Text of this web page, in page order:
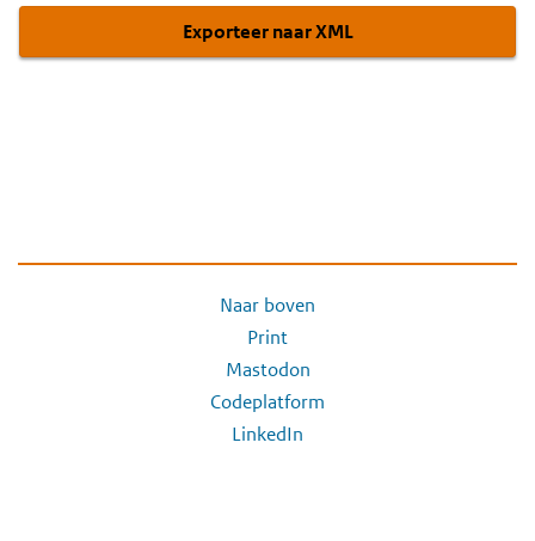
Exporteer naar XML
Naar boven
Print
Mastodon
Codeplatform
LinkedIn